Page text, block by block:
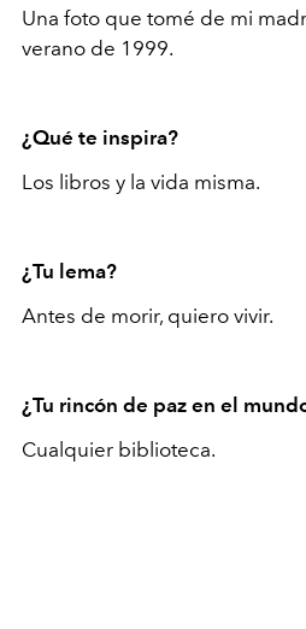
Una foto que tomé de mi
verano de 1999.
¿Qué te inspira?
Los libros y la vida misma.
¿Tu lema?
Antes de morir, quiero vivir.
¿Tu rincón de paz en el
Cualquier biblioteca.